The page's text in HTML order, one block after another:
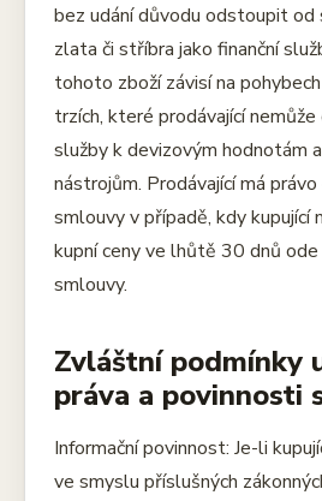
bez udání důvodu odstoupit od
zlata či stříbra jako finanční
tohoto zboží závisí na pohybech
trzích, které prodávající
služby k devizovým hodnotám
nástrojům. Prodávající má
smlouvy v případě, kdy kupující
kupní ceny ve lhůtě 30 dnů
smlouvy.
Zvláštní podmínky
práva a povinnosti
Informační povinnost: Je-li
ve smyslu příslušných